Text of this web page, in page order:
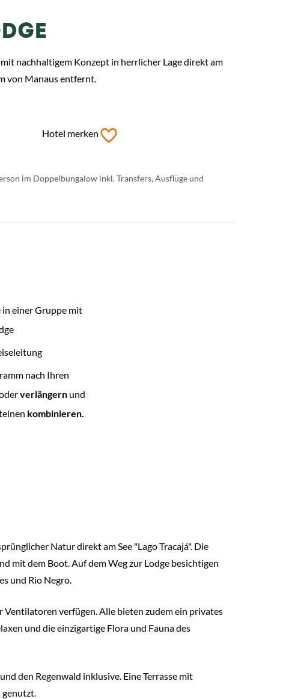
nachhaltigem Konzept in herrlicher Lage direkt am
von Manaus entfernt.
Hotel merken
im Doppelbungalow inkl. Transfers, Ausflüge und
einer Gruppe mit
nach Ihren
verlängern und
kombinieren.
Natur direkt am See "Lago Tracajá". Die
mit dem Boot. Auf dem Weg zur Lodge besichtigen
und Rio Negro.
verfügen. Alle bieten zudem ein privates
und die einzigartige Flora und Fauna des
den Regenwald inklusive. Eine Terrasse mit
genutzt.